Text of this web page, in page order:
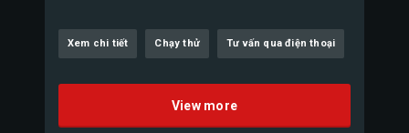
Xem chi tiết Chạy thử Tư vấn qua điện thoại
View more